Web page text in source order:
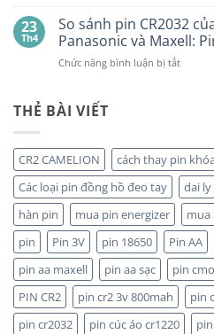
Vỉ
10
Viên
PHÂN
PHỐI,
ĐẠI
LÝ
HÀ
NỘI
&
UY
TÍN,
CHIẾT
KHẤU
CAO,
HÀNG
CHÍNH
HÃNG
23
Th4
So sánh pin CR2032
Panasonic và Maxell:
Chức năng bình luận bị tắtở
các
hãng:
và
Maxell:
Pin
nào
bền
hơn?
THẺ BÀI VIẾT
CR2 CAMELION
cách thay pin
Các loại pin đồng hồ đeo tay
dai
hàn pin
mua pin energizer
mua
pin
Pin 3V pin 18650 Pin AA
pin aa maxell
pin aa sạc pin
PIN CR2
pin cr2 3v 800mah pin
pin cr2032
pin cúc áo cr1220